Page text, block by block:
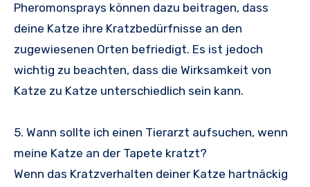
Pheromonsprays können dazu beitragen, dass
deine Katze ihre Kratzbedürfnisse an den
zugewiesenen Orten befriedigt. Es ist jedoch
wichtig zu beachten, dass die Wirksamkeit von
Katze zu Katze unterschiedlich sein kann.
5. Wann sollte ich einen Tierarzt aufsuchen, wenn
meine Katze an der Tapete kratzt?
Wenn das Kratzverhalten deiner Katze hartnäckig